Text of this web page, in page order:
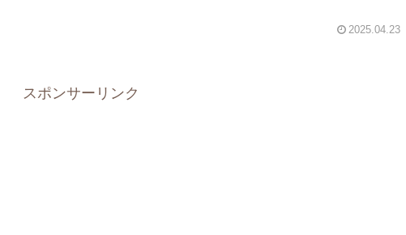
2025.04.23
スポンサーリンク